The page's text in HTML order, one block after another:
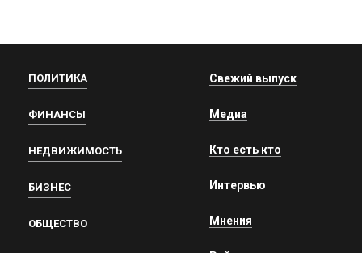
ПОЛИТИКА
ФИНАНСЫ
НЕДВИЖИМОСТЬ
БИЗНЕС
ОБЩЕСТВО
Свежий выпуск
Медиа
Кто есть кто
Интервью
Мнения